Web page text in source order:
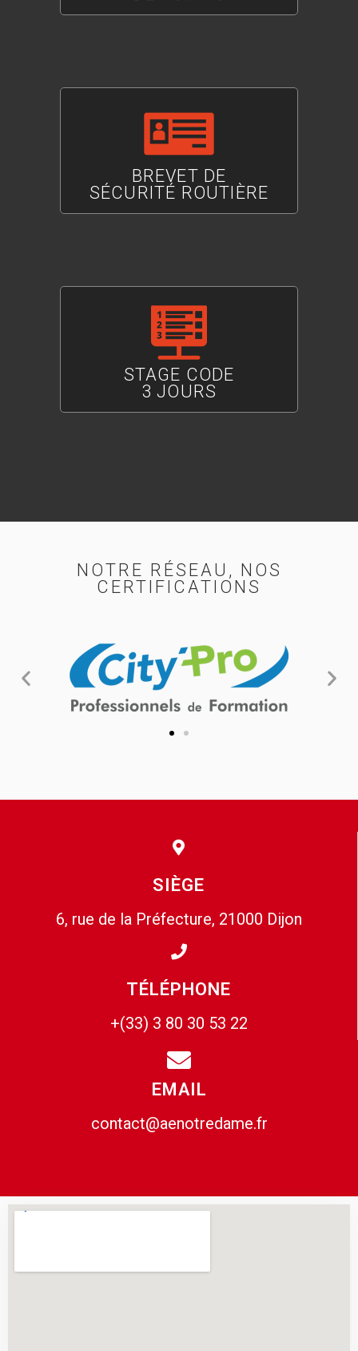
BREVET DE
SÉCURITÉ ROUTIÈRE
STAGE CODE
3 JOURS
NOTRE RÉSEAU, NOS
CERTIFICATIONS
SIÈGE
6, rue de la Préfecture, 21000 Dijon
TÉLÉPHONE
+(33) 3 80 30 53 22
EMAIL
contact@aenotredame.fr